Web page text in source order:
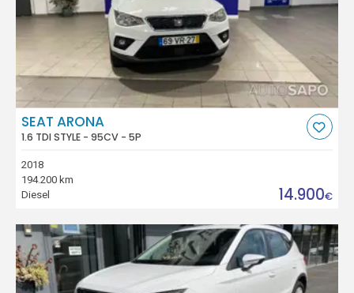
SEAT ARONA
1.6 TDI STYLE - 95CV - 5P
2018
194.200 km
Diesel
14.900€